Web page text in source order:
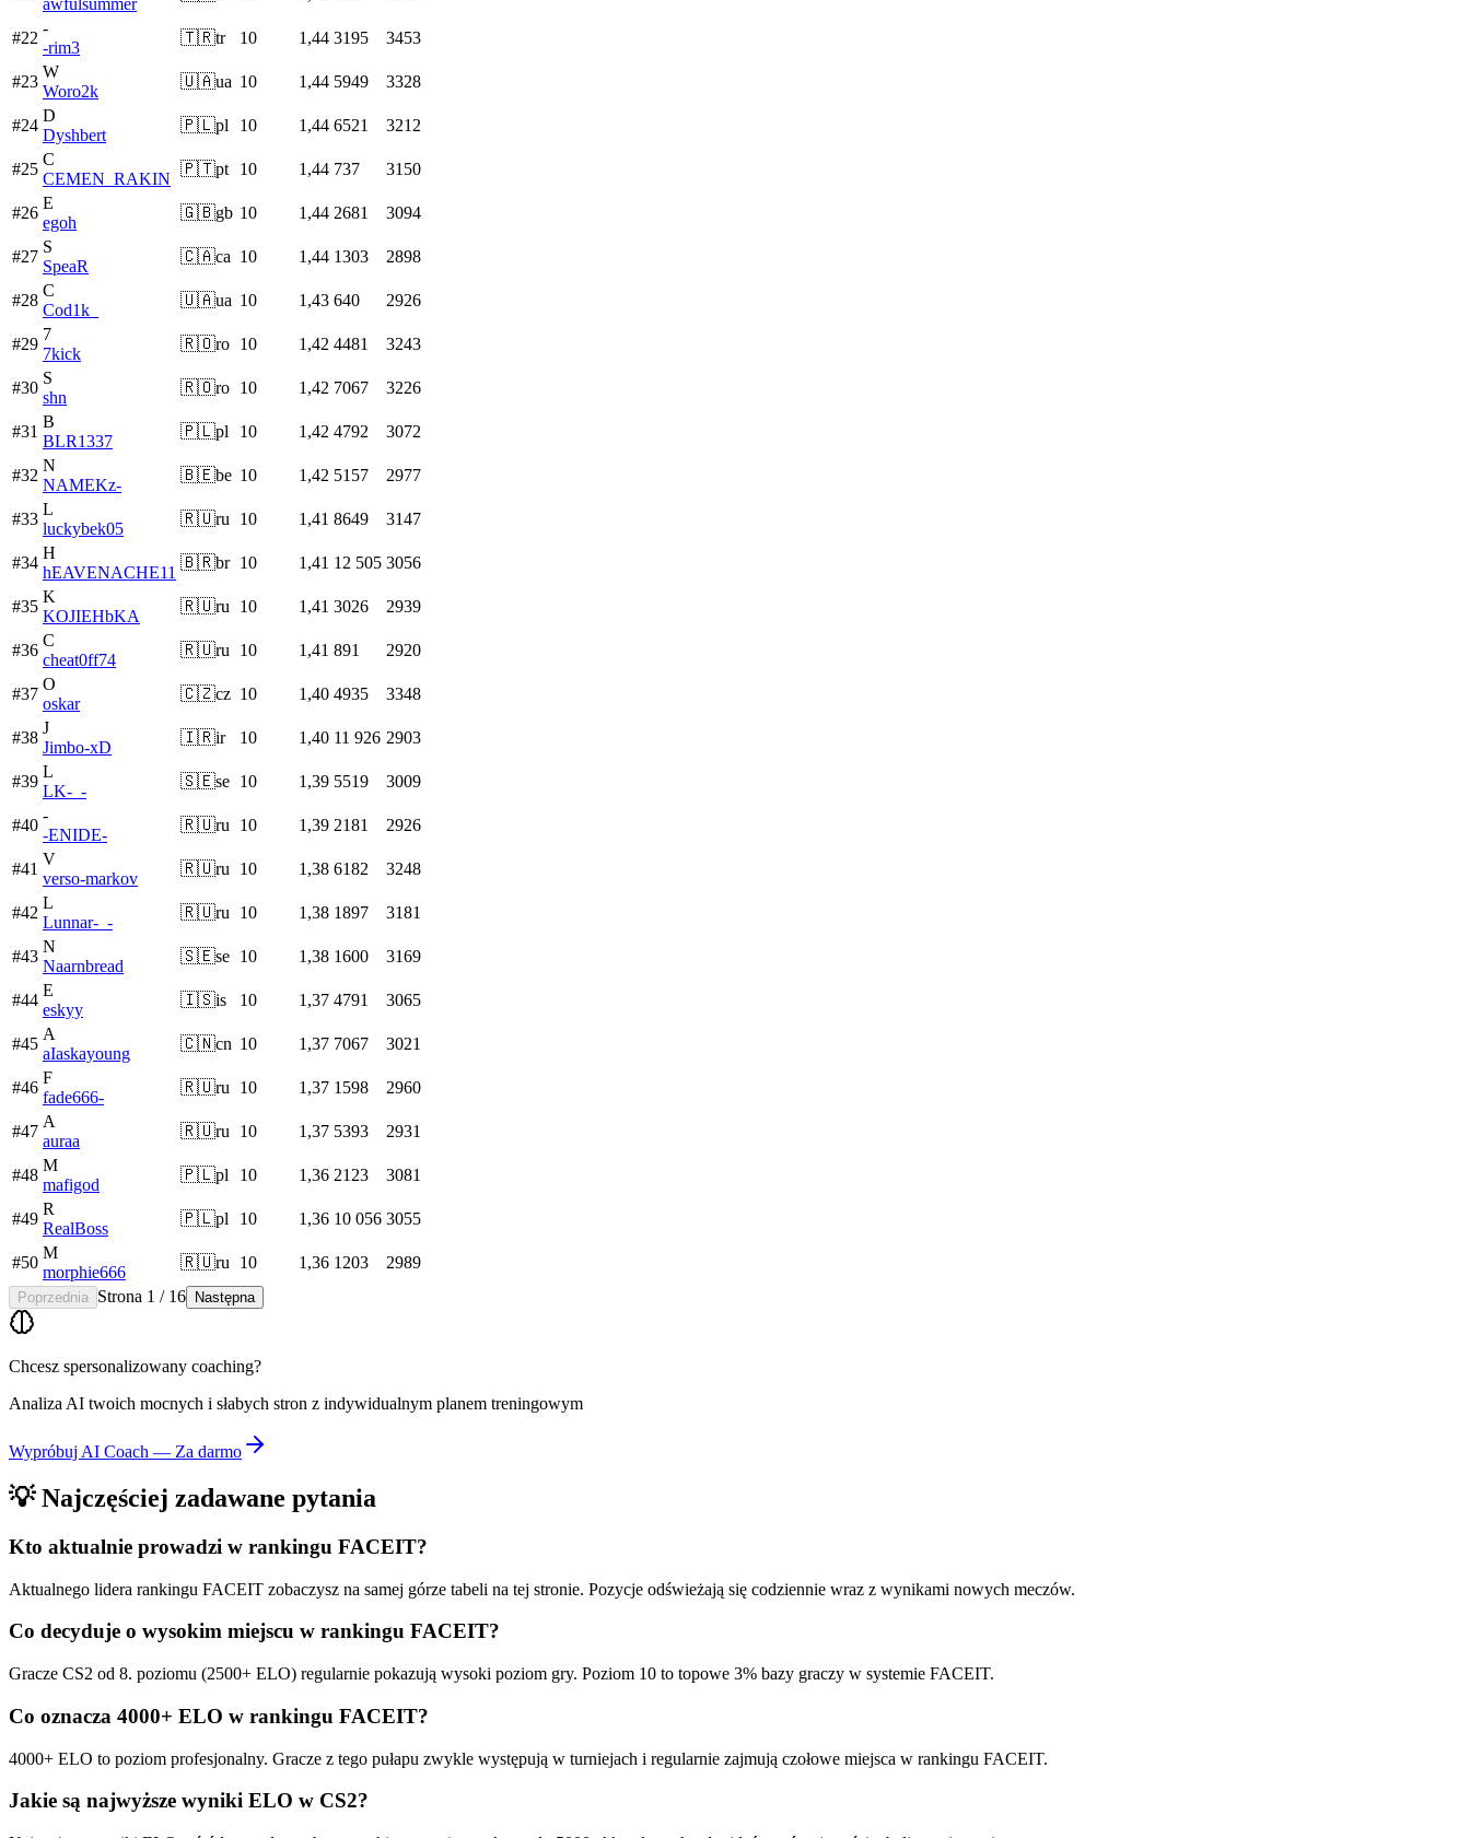
awfulsummer
#22
-
-rim3
🇹🇷tr 10 1,44 3195 3453
#23
W
Woro2k
🇺🇦ua 10 1,44 5949 3328
#24
D
Dyshbert
🇵🇱pl 10 1,44 6521 3212
#25
C
CEMEN_RAKIN
🇵🇹pt 10 1,44 737 3150
#26
E
egoh
🇬🇧gb 10 1,44 2681 3094
#27
S
SpeaR
🇨🇦ca 10 1,44 1303 2898
#28
C
Cod1k_
🇺🇦ua 10 1,43 640 2926
#29
7
7kick
🇷🇴ro 10 1,42 4481 3243
#30
S
shn
🇷🇴ro 10 1,42 7067 3226
#31
B
BLR1337
🇵🇱pl 10 1,42 4792 3072
#32
N
NAMEKz-
🇧🇪be 10 1,42 5157 2977
#33
L
luckybek05
🇷🇺ru 10 1,41 8649 3147
#34
H
hEAVENACHE11
🇧🇷br 10 1,41 12 505 3056
#35
K
KOJIEHbKA
🇷🇺ru 10 1,41 3026 2939
#36
C
cheat0ff74
🇷🇺ru 10 1,41 891 2920
#37
O
oskar
🇨🇿cz 10 1,40 4935 3348
#38
J
Jimbo-xD
🇮🇷ir 10 1,40 11 926 2903
#39
L
LK-_-
🇸🇪se 10 1,39 5519 3009
#40
-
-ENIDE-
🇷🇺ru 10 1,39 2181 2926
#41
V
verso-markov
🇷🇺ru 10 1,38 6182 3248
#42
L
Lunnar-_-
🇷🇺ru 10 1,38 1897 3181
#43
N
Naarnbread
🇸🇪se 10 1,38 1600 3169
#44
E
eskyy
🇮🇸is 10 1,37 4791 3065
#45
A
aIaskayoung
🇨🇳cn 10 1,37 7067 3021
#46
F
fade666-
🇷🇺ru 10 1,37 1598 2960
#47
A
auraa
🇷🇺ru 10 1,37 5393 2931
#48
M
mafigod
🇵🇱pl 10 1,36 2123 3081
#49
R
RealBoss
🇵🇱pl 10 1,36 10 056 3055
#50
M
morphie666
🇷🇺ru 10 1,36 1203 2989
Poprzednia Strona 1 / 16 Następna
Chcesz spersonalizowany coaching?
Analiza AI twoich mocnych i słabych stron z indywidualnym planem treningowym
Wypróbuj AI Coach — Za darmo
💡Najczęściej zadawane pytania
Kto aktualnie prowadzi w rankingu FACEIT?
Aktualnego lidera rankingu FACEIT zobaczysz na samej górze tabeli na tej stronie. Pozycje odświeżają się codziennie wraz z wynikami nowych meczów.
Co decyduje o wysokim miejscu w rankingu FACEIT?
Gracze CS2 od 8. poziomu (2500+ ELO) regularnie pokazują wysoki poziom gry. Poziom 10 to topowe 3% bazy graczy w systemie FACEIT.
Co oznacza 4000+ ELO w rankingu FACEIT?
4000+ ELO to poziom profesjonalny. Gracze z tego pułapu zwykle występują w turniejach i regularnie zajmują czołowe miejsca w rankingu FACEIT.
Jakie są najwyższe wyniki ELO w CS2?